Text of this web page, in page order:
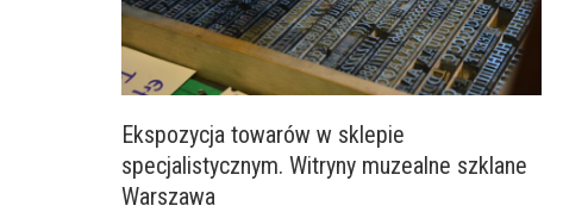
Ekspozycja towarów w sklepie
specjalistycznym. Witryny muzealne szklane
Warszawa